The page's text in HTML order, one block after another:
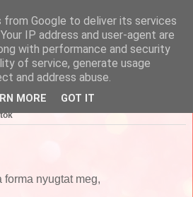
- ÖrömKépek
forma nyugtat meg,
from Google to deliver its services
IP address and user-agent are
with performance and security
of service, generate usage
and address abuse.
MORE GOT IT